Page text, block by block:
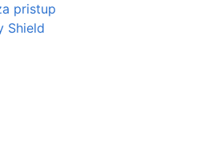
pristup
Shield